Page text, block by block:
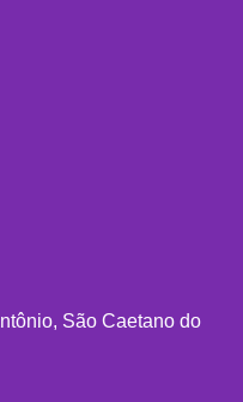
São Caetano do